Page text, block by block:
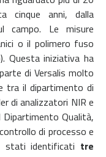
cinque anni, dalla
campo. Le misure
o il polimero fuso
Questa iniziativa ha
di Versalis molto
tra il dipartimento di
di analizzatori NIR e
Qualità,
di processo e
stati identificati tre